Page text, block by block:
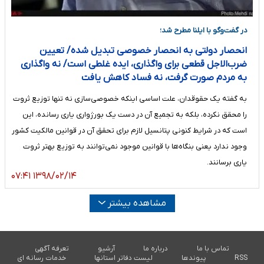
در گفت‌وگو با ایلنا مطرح شد؛
انحصار دولتی به انحصار خصوصی تبدیل شده/ تعیین
ضرب‌الاجل قطعی برای واگذاری، ایده غلطی است/ نه واگذاری
به مردم صورت گرفت، نه فساد کاهش یافت
به گفته یک حقوقدان، علت اساسی اینکه خصوصی‌سازی نه تنها توزیع ثروت
را محقق نکرده، بلکه به تجمیع آن در دست یک بورژواری یاری رسانده، این
است که در شرایط کنونی پتانسیل لازم برای تحقق آن در قوانین مالکیت‌ کشور
وجود ندارد یعنی بنگاه‌ها با قوانین موجود نمی‌توانند به توزیع بهتر ثروت
یاری برسانند.
۱۳۹۸/۰۲/۱۴ ۰۷:۴۱
مشاهده بیشتر
تماس با ما درباره ما آرشیو
تعرفه آگهی
RSS
پیوندها لیست دفاتر استانها خدمات رسانه ای